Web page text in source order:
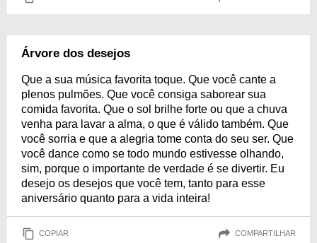
Árvore dos desejos
Que a sua música favorita toque. Que você cante a
plenos pulmões. Que você consiga saborear sua
comida favorita. Que o sol brilhe forte ou que a chuva
venha para lavar a alma, o que é válido também. Que
você sorria e que a alegria tome conta do seu ser. Que
você dance como se todo mundo estivesse olhando,
sim, porque o importante de verdade é se divertir. Eu
desejo os desejos que você tem, tanto para esse
aniversário quanto para a vida inteira!
COPIAR COMPARTILHAR